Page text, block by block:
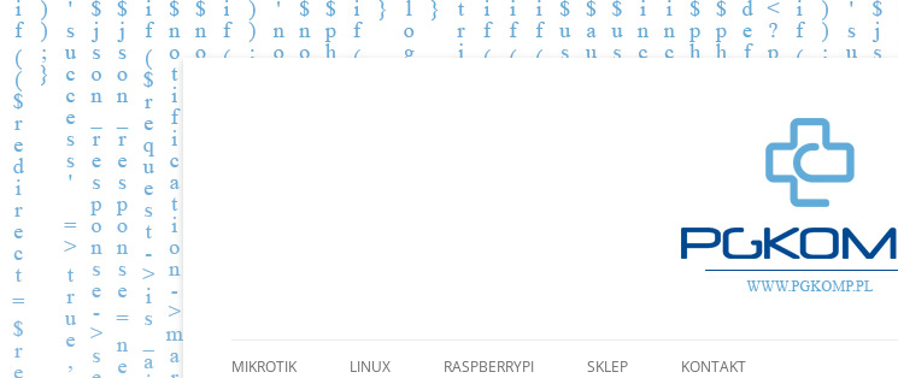
MIKROTIK LINUX RASPBERRYPI SKLEP KONTAKT